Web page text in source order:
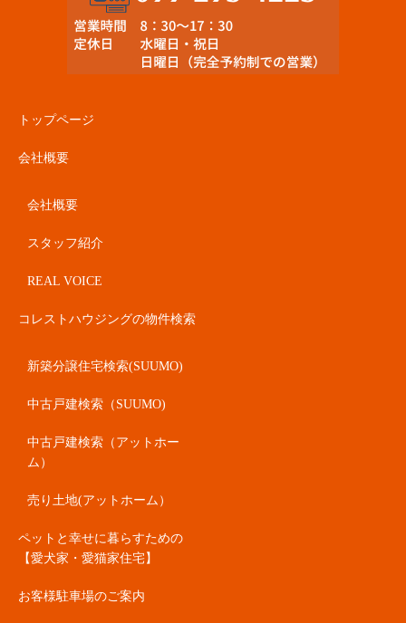
トップページ
会社概要
会社概要
スタッフ紹介
REAL VOICE
コレストハウジングの物件検索
新築分譲住宅検索(SUUMO)
中古戸建検索（SUUMO)
中古戸建検索（アットホー
ム）
売り土地(アットホーム）
ペットと幸せに暮らすための
【愛犬家・愛猫家住宅】
お客様駐車場のご案内